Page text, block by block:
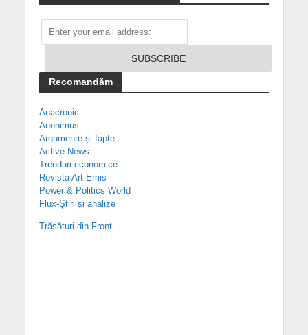
Recomandăm
Anacronic
Anonimus
Argumente și fapte
Active News
Trenduri economice
Revista Art-Emis
Power & Politics World
Flux-Știri și analize
Trăsături din Front